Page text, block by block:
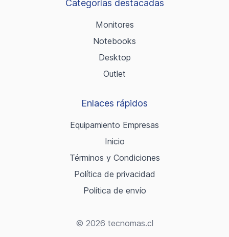
Categorías destacadas
Monitores
Notebooks
Desktop
Outlet
Enlaces rápidos
Equipamiento Empresas
Inicio
Términos y Condiciones
Política de privacidad
Política de envío
© 2026 tecnomas.cl